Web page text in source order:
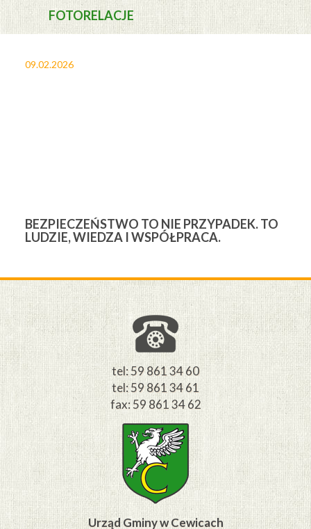
FOTORELACJE
09.02.2026
BEZPIECZEŃSTWO TO NIE PRZYPADEK. TO
LUDZIE, WIEDZA I WSPÓŁPRACA.
tel: 59 861 34 60
tel: 59 861 34 61
fax: 59 861 34 62
Urząd Gminy w Cewicach